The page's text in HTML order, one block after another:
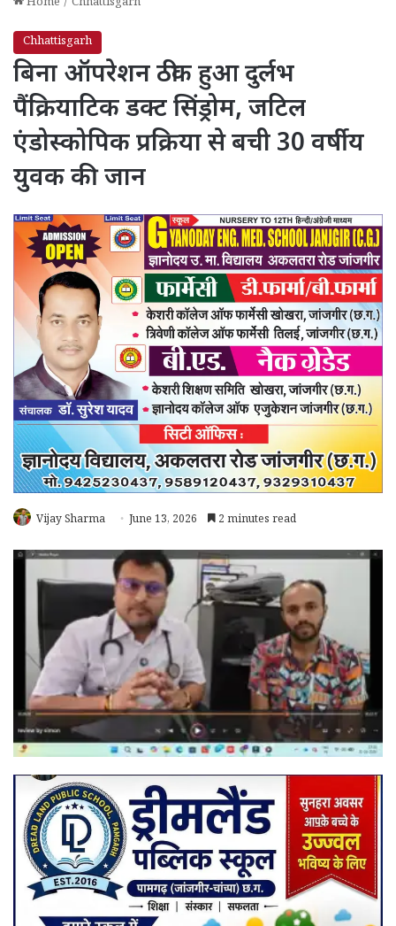
Chhattisgarh
बिना ऑपरेशन ठीक हुआ दुर्लभ
पैंक्रियाटिक डक्ट सिंड्रोम, जटिल
एंडोस्कोपिक प्रक्रिया से बची 30 वर्षीय
युवक की जान
Vijay Sharma June 13, 2026 2 minutes read